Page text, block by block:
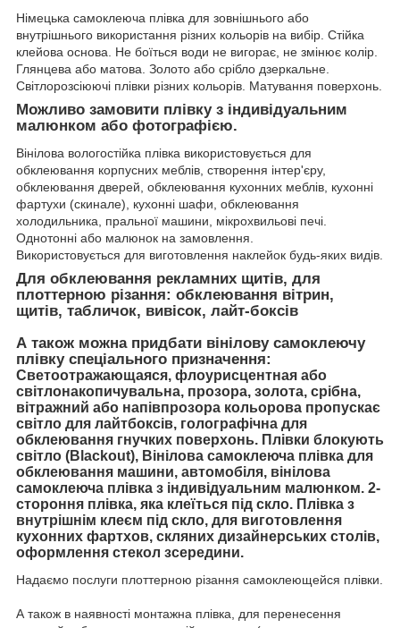
Німецька самоклеюча плівка для зовнішнього або
внутрішнього використання різних кольорів на вибір. Стійка
клейова основа. Не боїться води не вигорає, не змінює колір.
Глянцева або матова. Золото або срібло дзеркальне.
Світлорозсіюючі плівки різних кольорів. Матування поверхонь.
Можливо замовити плівку з індивідуальним
малюнком або фотографією.
Вінілова вологостійка плівка використовується для
обклеювання корпусних меблів, створення інтер'єру,
обклеювання дверей, обклеювання кухонних меблів, кухонні
фартухи (скинале), кухонні шафи, обклеювання
холодильника, пральної машини, мікрохвильові печі.
Однотонні або малюнок на замовлення.
Використовується для виготовлення наклейок будь-яких видів.
Для обклеювання рекламних щитів, для
плоттерною різання: обклеювання вітрин,
щитів, табличок, вивісок, лайт-боксів
А також можна придбати вінілову самоклеючу
плівку спеціального призначення:
Светоотражающаяся, флоурисцентная або
світлонакопичувальна, прозора, золота, срібна,
вітражний або напівпрозора кольорова пропускає
світло для лайтбоксів, голографічна для
обклеювання гнучких поверхонь. Плівки блокують
світло (Blackout), Вінілова самоклеюча плівка для
обклеювання машини, автомобіля, вінілова
самоклеюча плівка з індивідуальним малюнком. 2-
стороння плівка, яка клеїться під скло. Плівка з
внутрішнім клеєм під скло, для виготовлення
кухонних фартхов, скляних дизайнерських столів,
оформлення стекол зсередини.
Надаємо послуги плоттерною різання самоклеющейся плівки.
А також в наявності монтажна плівка, для перенесення